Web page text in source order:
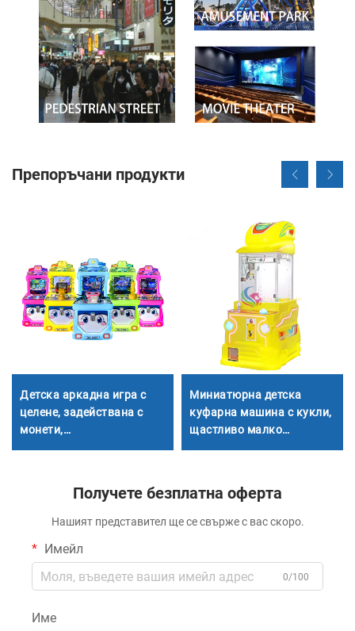
Препоръчани продукти
Детска аркадна игра с
целене, задействана с
монети,
многофункционална
Миниатюрна детска
куфарна машина с кукли,
щастливо малко
световно
Получете безплатна оферта
Нашият представител ще се свърже с вас скоро.
Имейл
0/100
Име